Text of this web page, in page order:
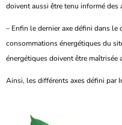
doivent aussi être tenu informé des
– Enfin le dernier axe défini dans le
consommations énergétiques du
énergétiques doivent être maîtrisée
Ainsi, les différents axes défini par